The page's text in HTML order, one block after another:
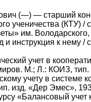
(—) — старший
ученичества
им.
и инструкция к нему
учет в
М.; Л.: КОИЗ,
учету в системе
изд. «Дер Эмес»,
«Балансовый